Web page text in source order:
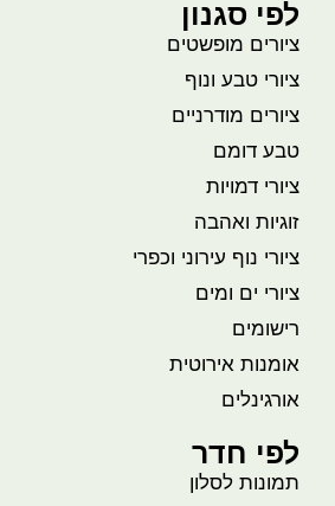
לפי סגנון
ציורים מופשטים
ציורי טבע ונוף
ציורים מודרניים
טבע דומם
ציורי דמויות
זוגיות ואהבה
ציורי נוף עירוני וכפרי
ציורי ים ומים
רישומים
אומנות אירוטית
אורגינלים
לפי חדר
תמונות לסלון